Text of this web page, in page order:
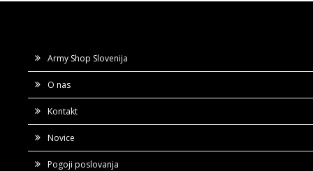
Army Shop Slovenija
O nas
Kontakt
Novice
Pogoji poslovanja